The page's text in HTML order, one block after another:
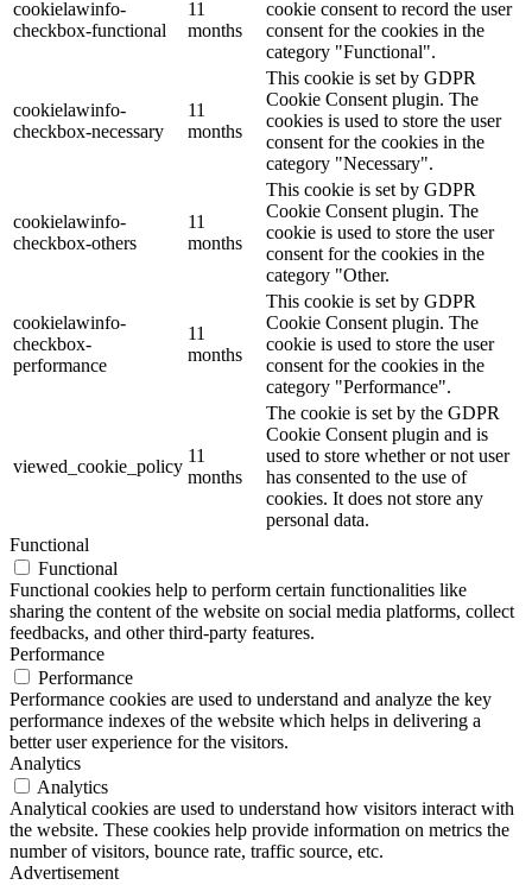
cookielawinfo-
checkbox-functional
11
months
cookie consent to record the user
consent for the cookies in the
category "Functional".
cookielawinfo-
checkbox-necessary
11
months
This cookie is set by GDPR
Cookie Consent plugin. The
cookies is used to store the user
consent for the cookies in the
category "Necessary".
cookielawinfo-
checkbox-others
11
months
This cookie is set by GDPR
Cookie Consent plugin. The
cookie is used to store the user
consent for the cookies in the
category "Other.
cookielawinfo-
checkbox-
performance
11
months
This cookie is set by GDPR
Cookie Consent plugin. The
cookie is used to store the user
consent for the cookies in the
category "Performance".
viewed_cookie_policy
11
months
The cookie is set by the GDPR
Cookie Consent plugin and is
used to store whether or not user
has consented to the use of
cookies. It does not store any
personal data.
Functional
Functional
Functional cookies help to perform certain functionalities like
sharing the content of the website on social media platforms, collect
feedbacks, and other third-party features.
Performance
Performance
Performance cookies are used to understand and analyze the key
performance indexes of the website which helps in delivering a
better user experience for the visitors.
Analytics
Analytics
Analytical cookies are used to understand how visitors interact with
the website. These cookies help provide information on metrics the
number of visitors, bounce rate, traffic source, etc.
Advertisement